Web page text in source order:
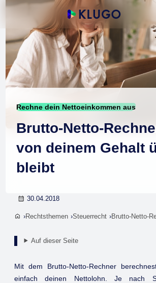
Rechne dein Nettoeinkommen aus
Brutto-Netto-
von deinem Gehalt
bleibt
30.04.2018
Rechtsthemen Steuerrecht Brutto-Netto-
Auf dieser Seite
Mit dem Brutto-Netto-Rechner
einfach deinen Nettolohn. Je nach